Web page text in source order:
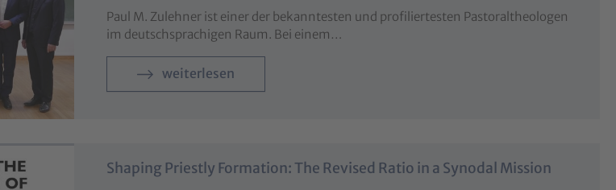
Paul M. Zulehner ist einer der bekanntesten und profiliertesten Pastoraltheologen
im deutschsprachigen Raum. Bei einem…
weiterlesen
Shaping Priestly Formation: The Revised Ratio in a Synodal Mission